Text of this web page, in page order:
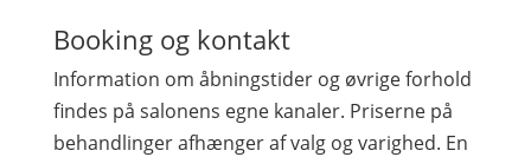
Booking og kontakt
Information om åbningstider og øvrige forhold
findes på salonens egne kanaler. Priserne på
behandlinger afhænger af valg og varighed. En